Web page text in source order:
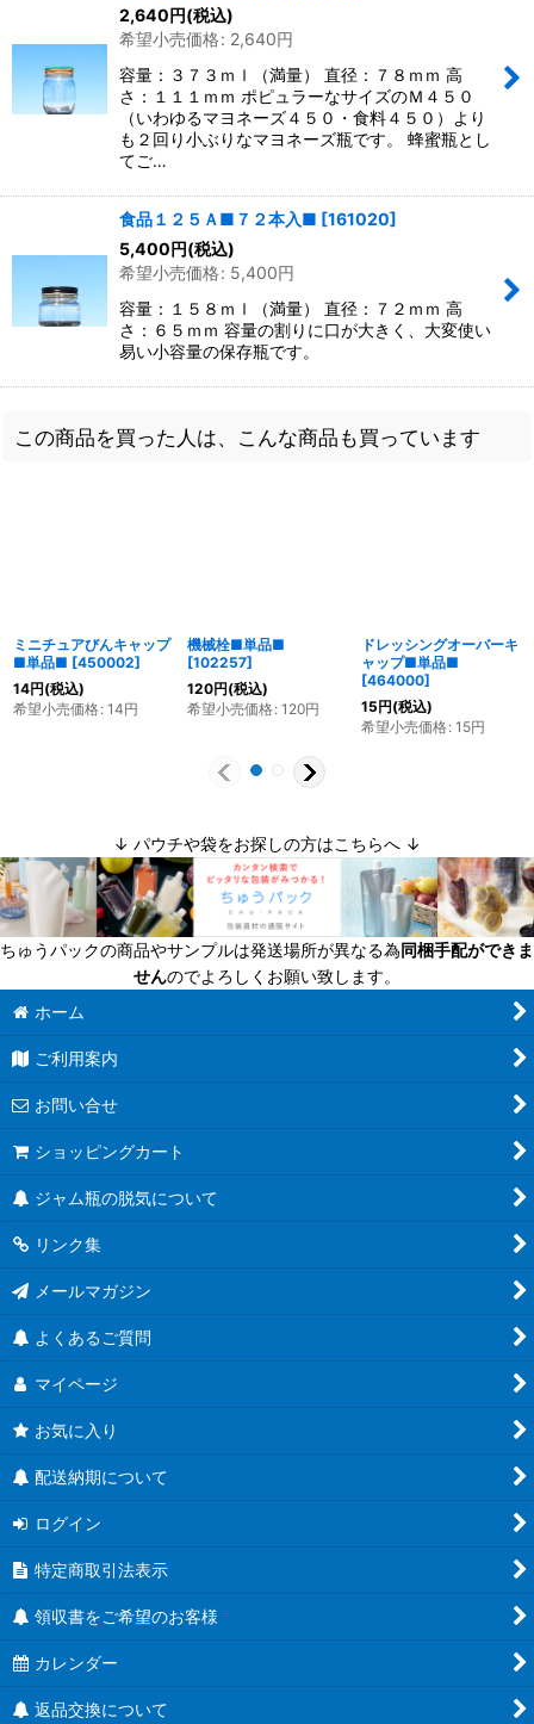
2,640円(税込)
希望小売価格: 2,640円
容量：３７３ｍｌ（満量） 直径：７８ｍｍ 高
さ：１１１ｍｍ ポピュラーなサイズのＭ４５０
（いわゆるマヨネーズ４５０・食料４５０）より
も２回り小ぶりなマヨネーズ瓶です。 蜂蜜瓶とし
てご…
食品１２５Ａ■７２本入■ [161020]
5,400円(税込)
希望小売価格: 5,400円
容量：１５８ｍｌ（満量） 直径：７２ｍｍ 高
さ：６５ｍｍ 容量の割りに口が大きく、大変使い
易い小容量の保存瓶です。
この商品を買った人は、こんな商品も買っています
ミニチュアびんキャップ
■単品■ [450002]
14円(税込)
希望小売価格: 14円
機械栓■単品■
[102257]
120円(税込)
希望小売価格: 120円
ドレッシングオーバーキ
ャップ■単品■
[464000]
15円(税込)
希望小売価格: 15円
↓ パウチや袋をお探しの方はこちらへ ↓
ちゅうパックの商品やサンプルは発送場所が異なる為同梱手配ができま
せんのでよろしくお願い致します。
ホーム
ご利用案内
お問い合せ
ショッピングカート
ジャム瓶の脱気について
リンク集
メールマガジン
よくあるご質問
マイページ
お気に入り
配送納期について
ログイン
特定商取引法表示
領収書をご希望のお客様
カレンダー
返品交換について